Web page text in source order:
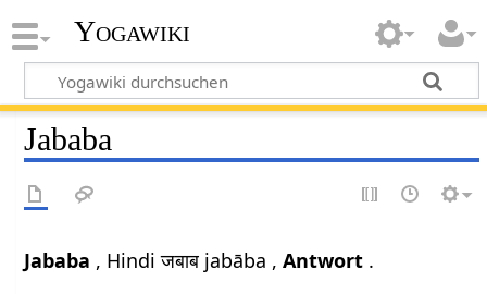
Yogawiki
Jababa
Jababa , Hindi जबाब jabāba ,Antwort .